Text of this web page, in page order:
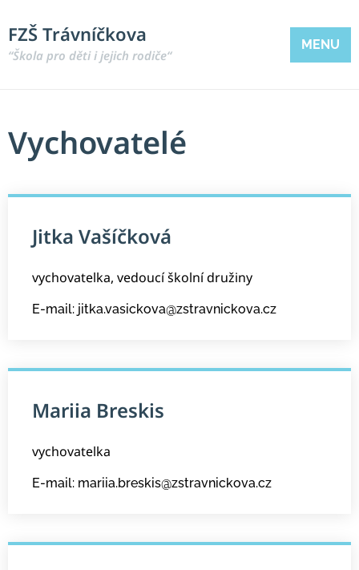
FZŠ Trávníčkova
“Škola pro děti i jejich rodiče“
MENU
Vychovatelé
Jitka Vašíčková
vychovatelka, vedoucí školní družiny
E-mail: jitka.vasickova@zstravnickova.cz
Mariia Breskis
vychovatelka
E-mail: mariia.breskis@zstravnickova.cz